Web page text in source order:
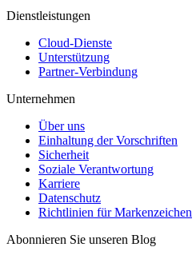
Dienstleistungen
Cloud-Dienste
Unterstützung
Partner-Verbindung
Unternehmen
Über uns
Einhaltung der Vorschriften
Sicherheit
Soziale Verantwortung
Karriere
Datenschutz
Richtlinien für Markenzeichen
Abonnieren Sie unseren Blog